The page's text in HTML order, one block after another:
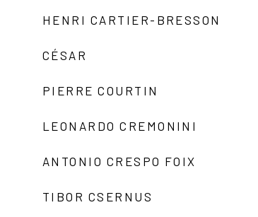
HENRI CARTIER-BRESSON
CÉSAR
PIERRE COURTIN
LEONARDO CREMONINI
ANTONIO CRESPO FOIX
TIBOR CSERNUS